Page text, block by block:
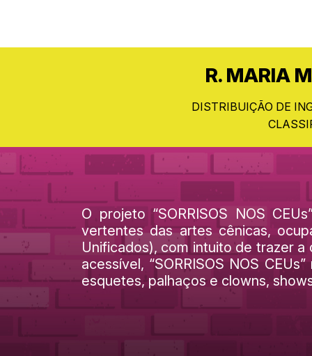
R. MARIA
DISTRIBUIÇÃO DE
O projeto “SORRISOS NOS
vertentes das artes cênicas,
Unificados), com intuito de trazer
acessível, “SORRISOS NOS
esquetes, palhaços e clowns,